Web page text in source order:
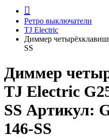
Ретро выключатели
TJ Electric
Диммер
SS
Диммер
TJ Electric
SS Артикул:
146-SS